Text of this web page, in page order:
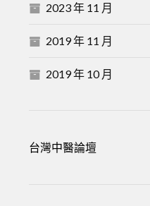
2023 年 11 月
2019 年 11 月
2019 年 10 月
台灣中醫論壇